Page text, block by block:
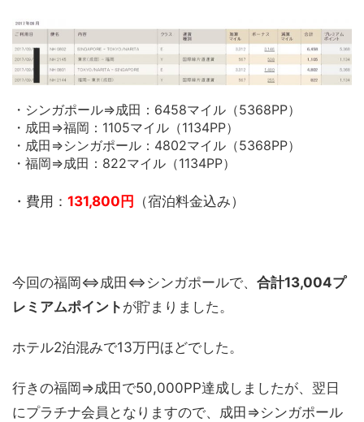
・シンガポール⇒成田：6458マイル（5368PP）
・成田⇒福岡：1105マイル（1134PP）
・成田⇒シンガポール：4802マイル（5368PP）
・福岡⇒成田：822マイル（1134PP）
・費用： 131,800円 （宿泊料金込み）
今回の福岡⇔成田⇔シンガポールで、 合計13,004プ
レミアムポイント が貯まりました。
ホテル2泊混みで13万円ほどでした。
行きの福岡⇒成田で50,000PP達成しましたが、翌日
にプラチナ会員となりますので、成田⇒シンガポール